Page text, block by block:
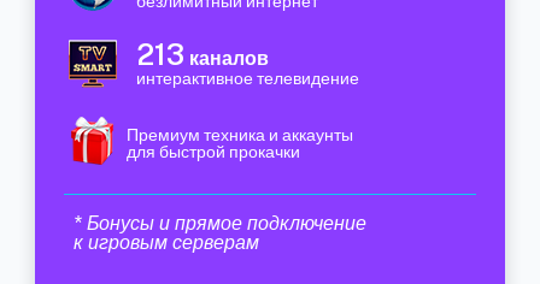
213 каналов
интерактивное телевидение
Премиум техника и аккаунты
для быстрой прокачки
* Бонусы и прямое подключение
к игровым серверам